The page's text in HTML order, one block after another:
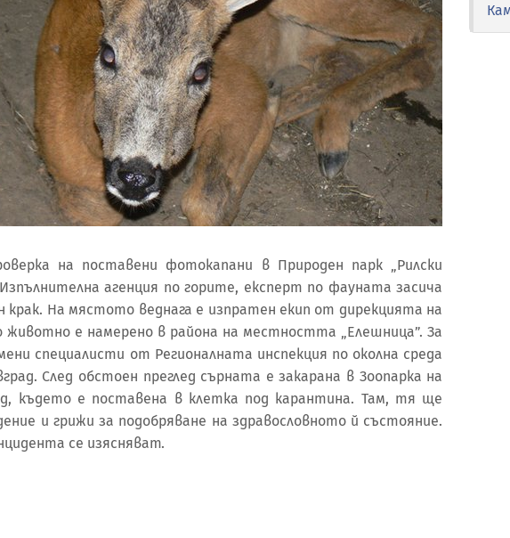
на поставени фотокапани в Природен парк „Рилски
агенция по горите, експерт по фауната засича
крак. На мястото веднага е изпратен екип от дирекцията на
животно е намерено в района на местността „Елешница”. За
специалисти от Регионалната инспекция по околна среда
След обстоен преглед сърната е закарана в Зоопарка на
където е поставена в клетка под карантина. Там, тя ще
и грижи за подобряване на здравословното й състояние.
се изясняват.